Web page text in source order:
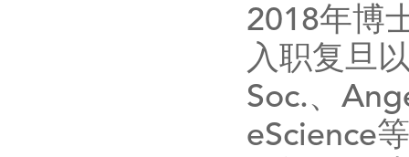
2018年博
入职复旦
Soc.、
eScience